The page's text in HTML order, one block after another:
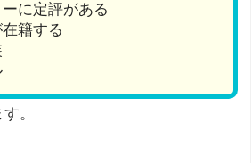
に定評がある
籍する
。